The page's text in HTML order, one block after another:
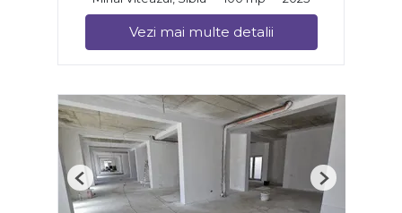
Vezi mai multe detalii
Previous Next